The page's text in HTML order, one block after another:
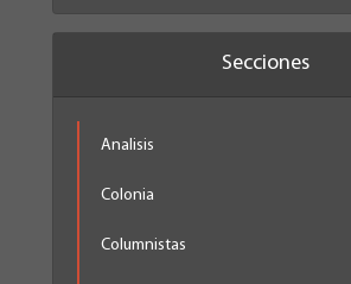
Secciones
Analisis
Colonia
Columnistas